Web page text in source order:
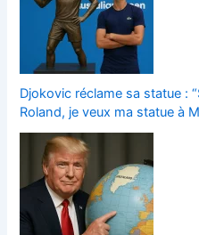
Djokovic réclame sa statue :
Roland, je veux ma statue à